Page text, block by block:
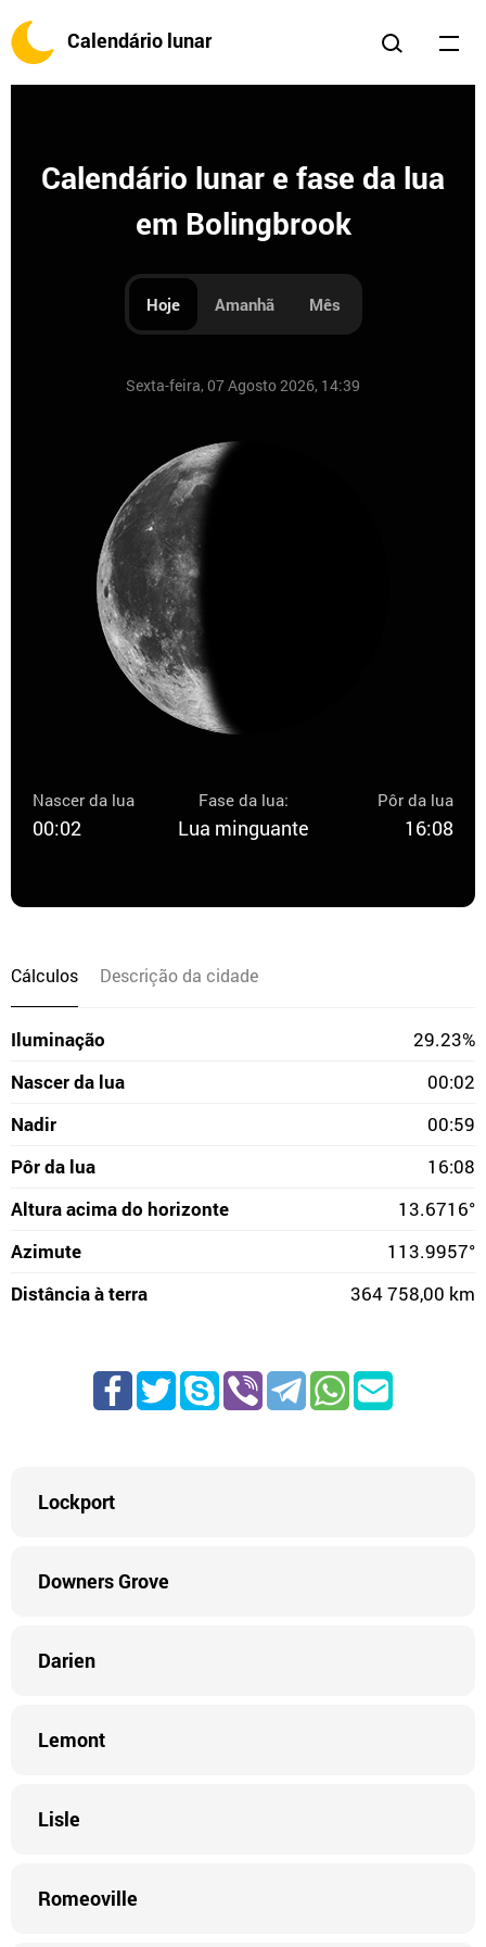
Calendário lunar
Calendário lunar e fase da lua
em Bolingbrook
Hoje Amanhã Mês
Sexta-feira, 07 Agosto 2026, 14:39
Nascer da lua
00:02
Fase da lua:
Lua minguante
Pôr da lua
16:08
Cálculos Descrição da cidade
Iluminação
29.23%
Nascer da lua
00:02
Nadir
00:59
Pôr da lua
16:08
Altura acima do horizonte
13.6716°
Azimute
113.9957°
Distância à terra
364 758,00 km
Lockport
Downers Grove
Darien
Lemont
Lisle
Romeoville